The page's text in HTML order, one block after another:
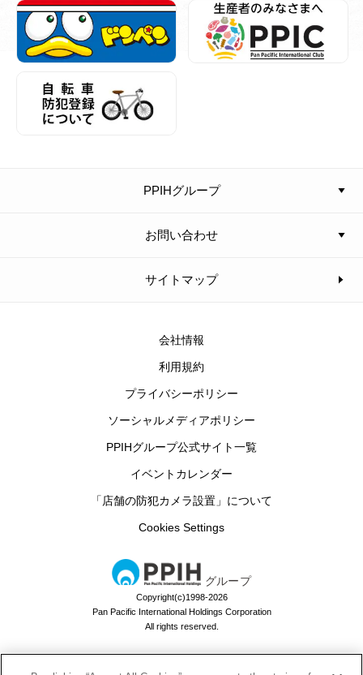
PPIHグループ
お問い合わせ
サイトマップ
会社情報
利用規約
プライバシーポリシー
ソーシャルメディアポリシー
PPIHグループ公式サイト一覧
イベントカレンダー
「店舗の防犯カメラ設置」について
Cookies Settings
グループ
Copyright(c)1998-2026
Pan Pacific International Holdings Corporation
All rights reserved.